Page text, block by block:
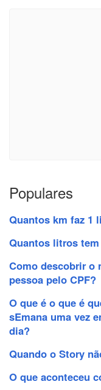
Populares
Quantos km faz 1
Quantos litros
Como descobrir o
pessoa pelo CPF?
O que é o que é
sEmana uma vez
dia?
Quando o Story
O que aconteceu